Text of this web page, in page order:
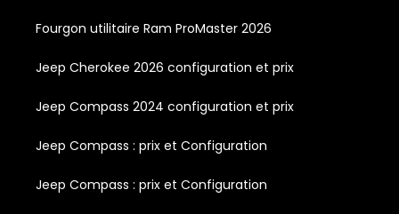
Fourgon utilitaire Ram ProMaster 2026
Jeep Cherokee 2026 configuration et prix
Jeep Compass 2024 configuration et prix
Jeep Compass : prix et Configuration
Jeep Compass : prix et Configuration